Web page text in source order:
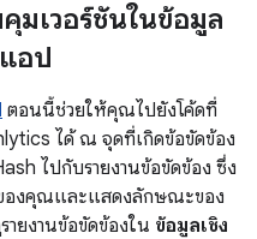
มเวอร์ชันในข้อมูล
อป
ตอนนี้ช่วยให้คุณไปยังโค้ดที่
ได้ ณ จุดที่เกิดข้อขัดข้อง
ไปกับรายงานข้อขัดข้อง ซึ่ง
องคุณและแสดงลักษณะของ
ยงานข้อขัดข้องใน ข้อมูลเชิง